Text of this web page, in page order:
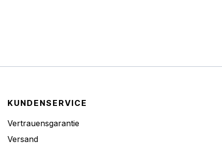
KUNDENSERVICE
Vertrauensgarantie
Versand